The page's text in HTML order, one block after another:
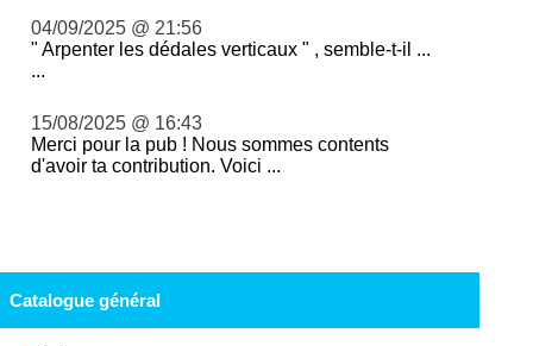
04/09/2025 @ 21:56
" Arpenter les dédales verticaux " , semble-t-il ...
...
15/08/2025 @ 16:43
Merci pour la pub ! Nous sommes contents
d'avoir ta contribution. Voici ...
Catalogue général